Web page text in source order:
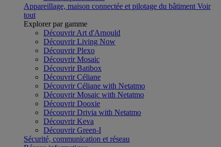
Appareillage, maison connectée et pilotage du bâtiment Voir
tout
Explorer par gamme
Découvrir Art d'Arnould
Découvrir Living Now
Découvrir Plexo
Découvrir Mosaic
Découvrir Batibox
Découvrir Céliane
Découvrir Céliane with Netatmo
Découvrir Mosaic with Netatmo
Découvrir Dooxie
Découvrir Drivia with Netatmo
Découvrir Keva
Découvrir Green-I
Sécurité, communication et réseau